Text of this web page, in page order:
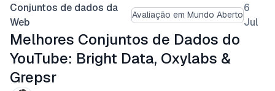
Conjuntos de dados da
Web
Avaliação em Mundo Aberto
6
Jul
Melhores Conjuntos de Dados do
YouTube: Bright Data, Oxylabs &
Grepsr